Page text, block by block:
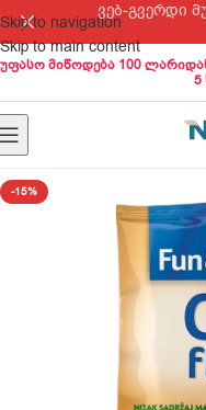
Skip to navigation
Skip to main content
ვებ-გვერდი
უფასო მიწოდება 100
5
-15%